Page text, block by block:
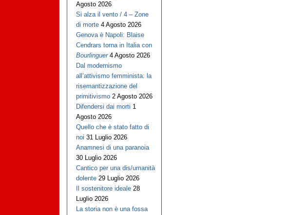
Agosto 2026
Si alza il vento / 4 – Zone
di morte 4 Agosto 2026
Genova è Napoli: Blaise
Cendrars torna in Italia con
Bourlinguer 4 Agosto 2026
Dal modernismo
all’attivismo femminista: la
risemantizzazione del
primitivismo 2 Agosto 2026
Difendersi dai morti 1
Agosto 2026
Quello che è stato fatto di
noi 31 Luglio 2026
Anamnesi di una paranoia
30 Luglio 2026
Cantico per una dis/umanità
dolente 29 Luglio 2026
Il sostenitore ideale 28
Luglio 2026
La storia non è una fossa